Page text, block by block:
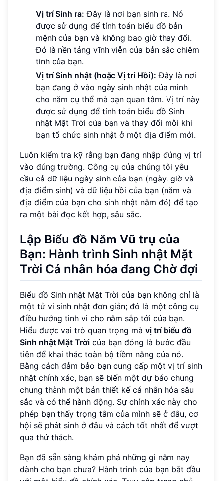
Vị trí Sinh ra: Đây là nơi bạn sinh ra. Nó
được sử dụng để tính toán biểu đồ bản
mệnh của bạn và không bao giờ thay đổi.
Đó là nền tảng vĩnh viễn của bản sắc chiêm
tinh của bạn.
Vị trí Sinh nhật (hoặc Vị trí Hồi): Đây là nơi
bạn đang ở vào ngày sinh nhật của mình
cho năm cụ thể mà bạn quan tâm. Vị trí này
được sử dụng để tính toán biểu đồ Sinh
nhật Mặt Trời của bạn và thay đổi mỗi khi
bạn tổ chức sinh nhật ở một địa điểm mới.
Luôn kiểm tra kỹ rằng bạn đang nhập đúng vị trí
vào đúng trường. Công cụ của chúng tôi yêu
cầu cả dữ liệu ngày sinh của bạn (ngày, giờ và
địa điểm sinh) và dữ liệu hồi của bạn (năm và
địa điểm của bạn cho sinh nhật năm đó) để tạo
ra một bài đọc kết hợp, sâu sắc.
Lập Biểu đồ Năm Vũ trụ của
Bạn: Hành trình Sinh nhật Mặt
Trời Cá nhân hóa đang Chờ đợi
Biểu đồ Sinh nhật Mặt Trời của bạn không chỉ là
một tử vi sinh nhật đơn giản; đó là một công cụ
điều hướng tinh vi cho năm sắp tới của bạn.
Hiểu được vai trò quan trọng mà vị trí biểu đồ
Sinh nhật Mặt Trời của bạn đóng là bước đầu
tiên để khai thác toàn bộ tiềm năng của nó.
Bằng cách đảm bảo bạn cung cấp một vị trí sinh
nhật chính xác, bạn sẽ biến một dự báo chung
chung thành một bản thiết kế cá nhân hóa sâu
sắc và có thể hành động. Sự chính xác này cho
phép bạn thấy trọng tâm của mình sẽ ở đâu, cơ
hội sẽ phát sinh ở đâu và cách tốt nhất để vượt
qua thử thách.
Bạn đã sẵn sàng khám phá những gì năm nay
dành cho bạn chưa? Hành trình của bạn bắt đầu